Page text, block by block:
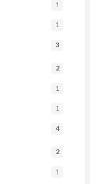
1
1
3
2
1
1
4
2
1